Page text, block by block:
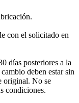
con el solicitado en
días posteriores a la
deben estar sin
original. No se
condiciones.